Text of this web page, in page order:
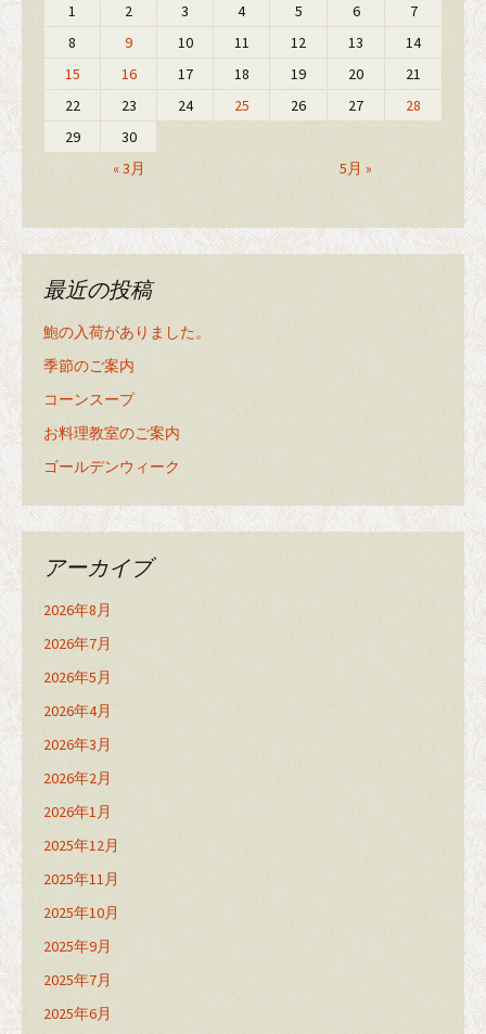
« 3月 5月 »
1 2 3 4 5 6
7
8
9 10 11 12 13
14
15
16 17 18 19 20
21
22
23 24 25 26 27
28
29
30
最近の投稿
鮑の入荷がありました。
季節のご案内
コーンスープ
お料理教室のご案内
ゴールデンウィーク
アーカイブ
2026年8月
2026年7月
2026年5月
2026年4月
2026年3月
2026年2月
2026年1月
2025年12月
2025年11月
2025年10月
2025年9月
2025年7月
2025年6月